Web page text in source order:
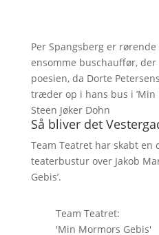
Per Spangsberg er
ensomme buschauffør,
poesien, da Dorte
træder op i hans bus i ’Min
Steen Jøker Dohn
Så bliver det
Team Teatret har skabt en
teaterbustur over Jakob
Gebis’.
Team Teatret:
'Min Mormors Gebis'